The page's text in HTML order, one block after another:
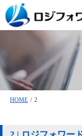
HOME / 2